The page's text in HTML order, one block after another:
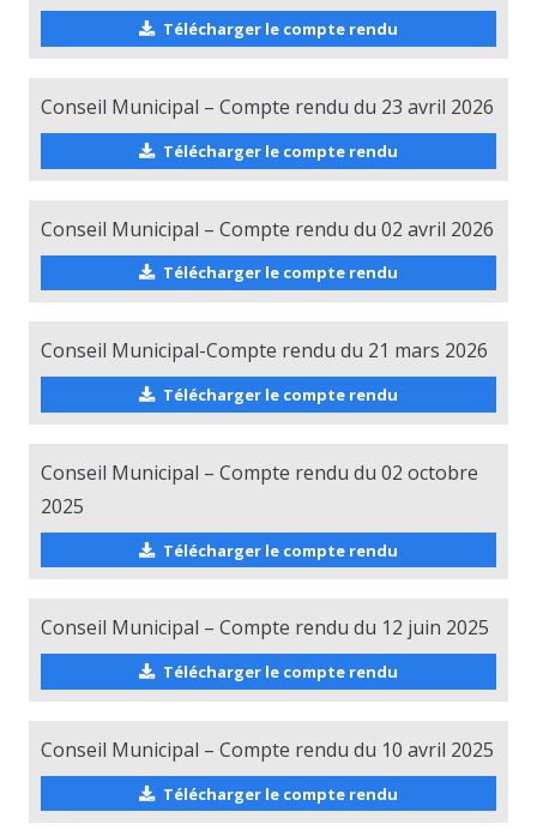
Télécharger le compte rendu
Conseil Municipal – Compte rendu du 23 avril 2026
Télécharger le compte rendu
Conseil Municipal – Compte rendu du 02 avril 2026
Télécharger le compte rendu
Conseil Municipal-Compte rendu du 21 mars 2026
Télécharger le compte rendu
Conseil Municipal – Compte rendu du 02 octobre
2025
Télécharger le compte rendu
Conseil Municipal – Compte rendu du 12 juin 2025
Télécharger le compte rendu
Conseil Municipal – Compte rendu du 10 avril 2025
Télécharger le compte rendu